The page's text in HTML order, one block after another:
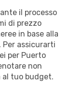
il processo
di prezzo
in base alla
Per assicurarti
per Puerto
non
al tuo budget.